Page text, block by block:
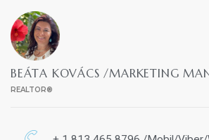
BEÁTA KOVÁCS /MARKETING
REALTOR®